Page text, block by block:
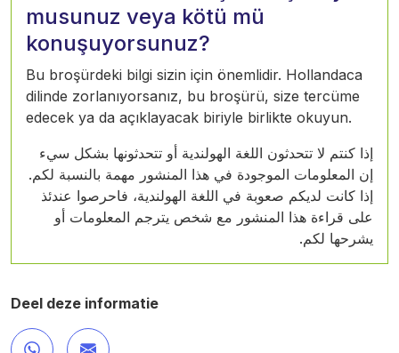
musunuz veya kötü mü
konuşuyorsunuz?
Bu broşürdeki bilgi sizin için önemlidir. Hollandaca
dilinde zorlanıyorsanız, bu broşürü, size tercüme
edecek ya da açıklayacak biriyle birlikte okuyun.
إذا كنتم لا تتحدثون اللغة الهولندية أو تتحدثونها بشكل سيء
إن المعلومات الموجودة في هذا المنشور مهمة بالنسبة لكم.
إذا كانت لديكم صعوبة في اللغة الهولندية، فاحرصوا عندئذ
على قراءة هذا المنشور مع شخص يترجم المعلومات أو
يشرحها لكم.
Deel deze informatie